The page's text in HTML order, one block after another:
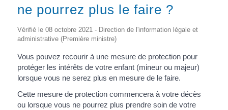
ne pourrez plus le faire ?
Vérifié le 08 octobre 2021 - Direction de l'information légale et
administrative (Première ministre)
Vous pouvez recourir à une mesure de protection pour
protéger les intérêts de votre enfant (mineur ou majeur)
lorsque vous ne serez plus en mesure de le faire.
Cette mesure de protection commencera à votre décès
ou lorsque vous ne pourrez plus prendre soin de votre